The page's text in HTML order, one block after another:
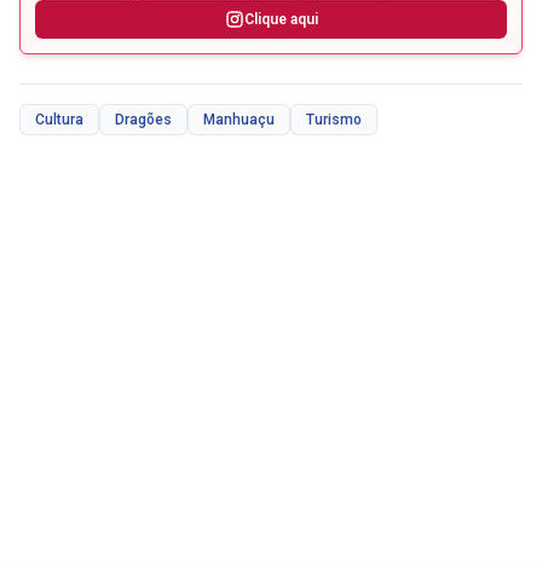
Clique aqui
Cultura Dragões Manhuaçu Turismo